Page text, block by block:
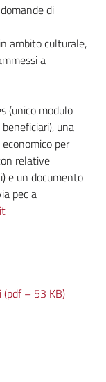
di
ambito culturale,
a
(unico modulo
una
per
relative
e un documento
pec a
(pdf – 53 KB)